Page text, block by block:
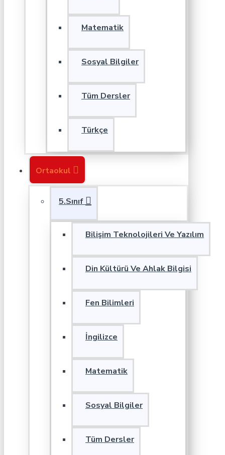
Matematik
Sosyal Bilgiler
Tüm Dersler
Türkçe
Ortaokul
5.Sınıf
Bilişim Teknolojileri Ve Yazılım
Din Kültürü Ve Ahlak Bilgisi
Fen Bilimleri
İngilizce
Matematik
Sosyal Bilgiler
Tüm Dersler